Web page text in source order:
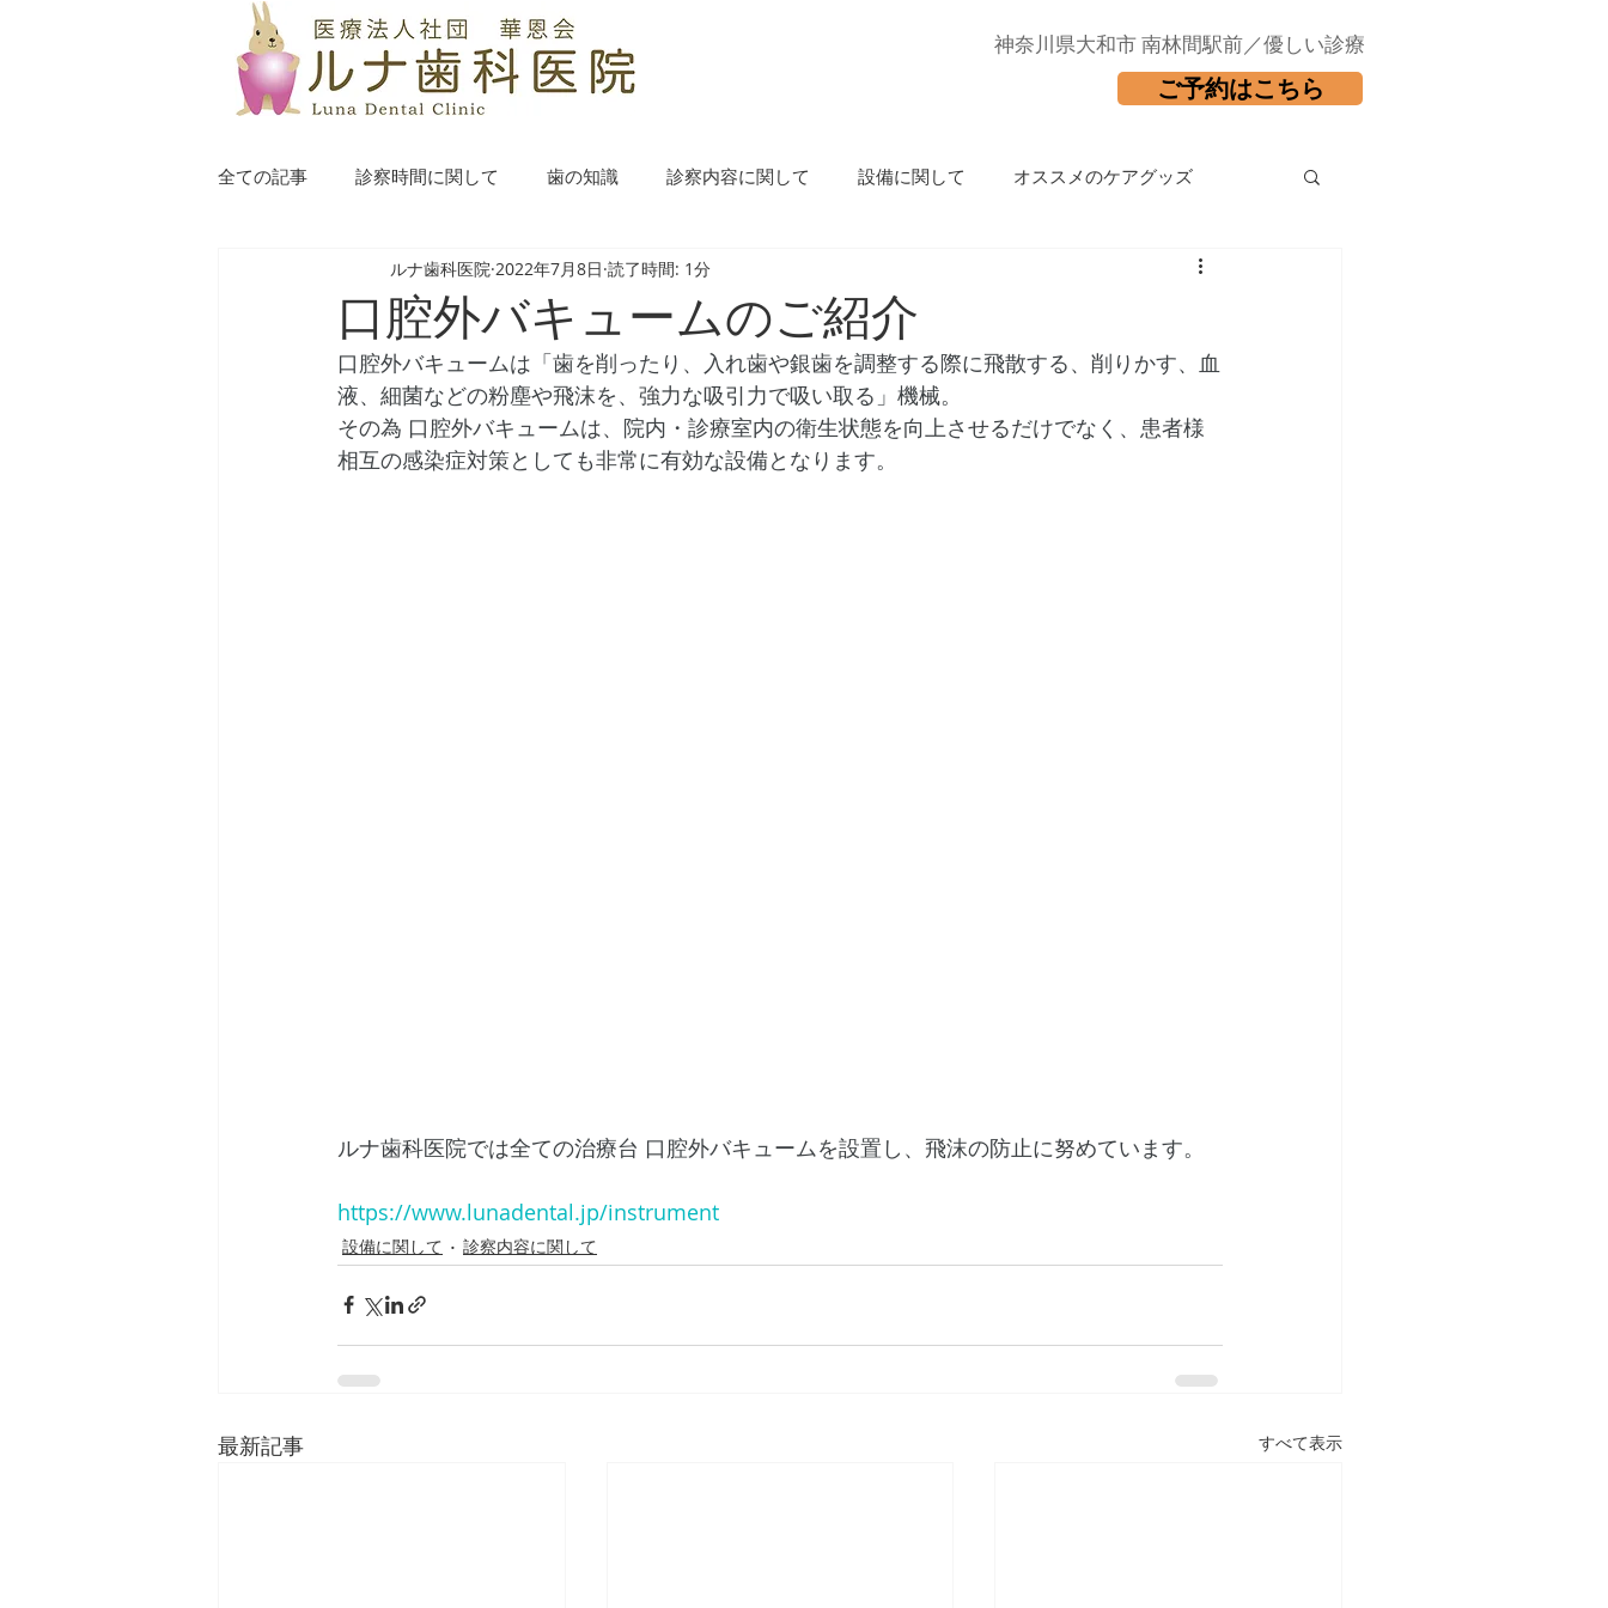
​神奈川県大和市 南林間駅前／優しい診療
ご予約はこちら
全ての記事 診察時間に関して 歯の知識 診察内容に関して 設備に関して オススメのケアグッズ
口腔外バキュームのご紹介
ルナ歯科医院 2022年7月8日 読了時間: 1分
口腔外バキュームは「歯を削ったり、入れ歯や銀歯を調整する際に飛散する、削りかす、血
液、細菌などの粉塵や飛沫を、強力な吸引力で吸い取る」機械。
その為 口腔外バキュームは、院内・診療室内の衛生状態を向上させるだけでなく、患者様
相互の感染症対策としても非常に有効な設備となります。
ルナ歯科医院では全ての治療台 口腔外バキュームを設置し、飛沫の防止に努めています。
https://www.lunadental.jp/instrument
設備に関して 診察内容に関して
最新記事 すべて表示